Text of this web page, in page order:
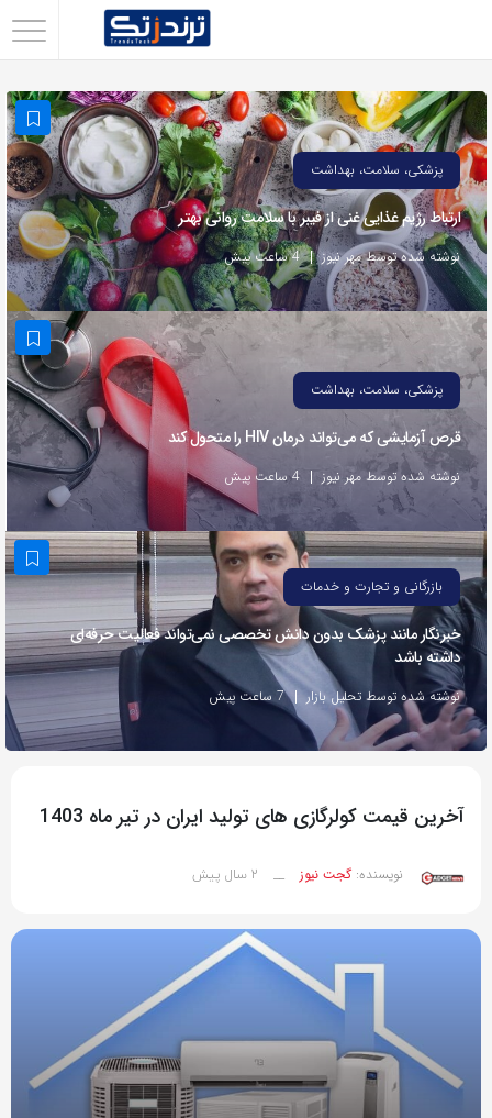
با
استفاده
از
روش‌های
زیر
می‌توانید
این
صفحه
را
با
دوستان
خود
به
اشتراک
بگذارید.
کپی
لینک
پزشکی، سلامت، بهداشت
ارتباط رژیم غذایی غنی از فیبر با سلامت روانی بهتر
نوشته شده توسط مهر نیوز 4 ساعت پیش
پزشکی، سلامت، بهداشت
قرص آزمایشی که می‌تواند درمان HIV را متحول کند
نوشته شده توسط مهر نیوز 4 ساعت پیش
بازرگانی و تجارت و خدمات
خبرنگار مانند پزشک بدون دانش تخصصی نمی‌تواند فعالیت حرفه‌ای
داشته باشد
نوشته شده توسط تحلیل بازار 7 ساعت پیش
آخرین قیمت کولرگازی های تولید ایران در تیر ماه 1403
نویسنده: گجت نیوز __ 2 سال پیش